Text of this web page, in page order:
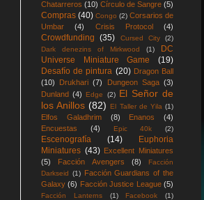
Chatarreros (10) Círculo de Sangre (5)
Compras (40) Congo (2) Corsarios de
Umbar
(4) Crisis Protocol (4)
Crowdfunding (35) Cursed City
(2)
Dark denezins of Mirkwood
(1)
DC
Universe Miniature Game
(19)
Desafío de pintura (20) Dragon Ball
(10)
Drukhari (7) Dungeon Saga (3)
Dunland (4) Edge (2) El Señor de
los Anillos (82) El Taller de Yila (1)
Elfos Galadhrim (8) Enanos
(4)
Encuestas
(4) Epic 40k (2)
Escenografía (14)
Euphoria
Miniatures (43) Excellent Miniatures
(5)
Facción Avengers (8)
Facción
Darkseid (1) Facción Guardians of the
Galaxy (6) Facción Justice League (5)
Facción Lanterns (1) Facebook
(1)